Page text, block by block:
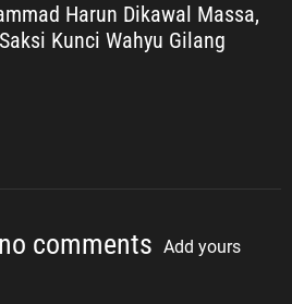
Harun Dikawal Massa,
Kunci Wahyu Gilang
comments Add yours